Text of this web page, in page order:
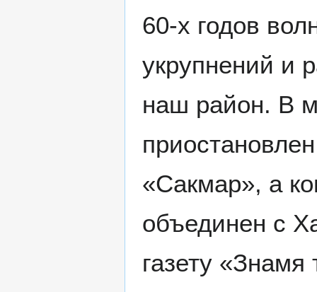
60-х годов
укрупнений и
наш район. В
«Сакмар», а
объединен с
газету «Знамя